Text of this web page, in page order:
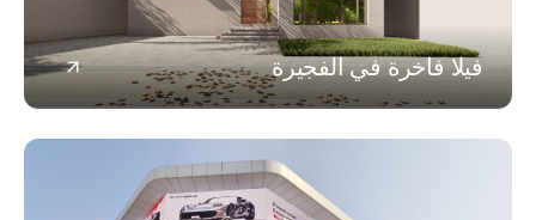
فاخرة في الفجيرة